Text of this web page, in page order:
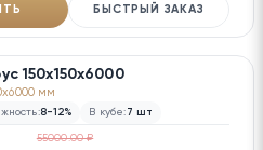
БЫСТРЫЙ ЗАКАЗ
150х150х6000
мм
8-12% В кубе: 7 шт
55000.00 ₽